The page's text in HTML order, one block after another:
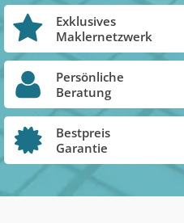
Exklusives
Maklernetzwerk
Persönliche
Beratung
Bestpreis
Garantie